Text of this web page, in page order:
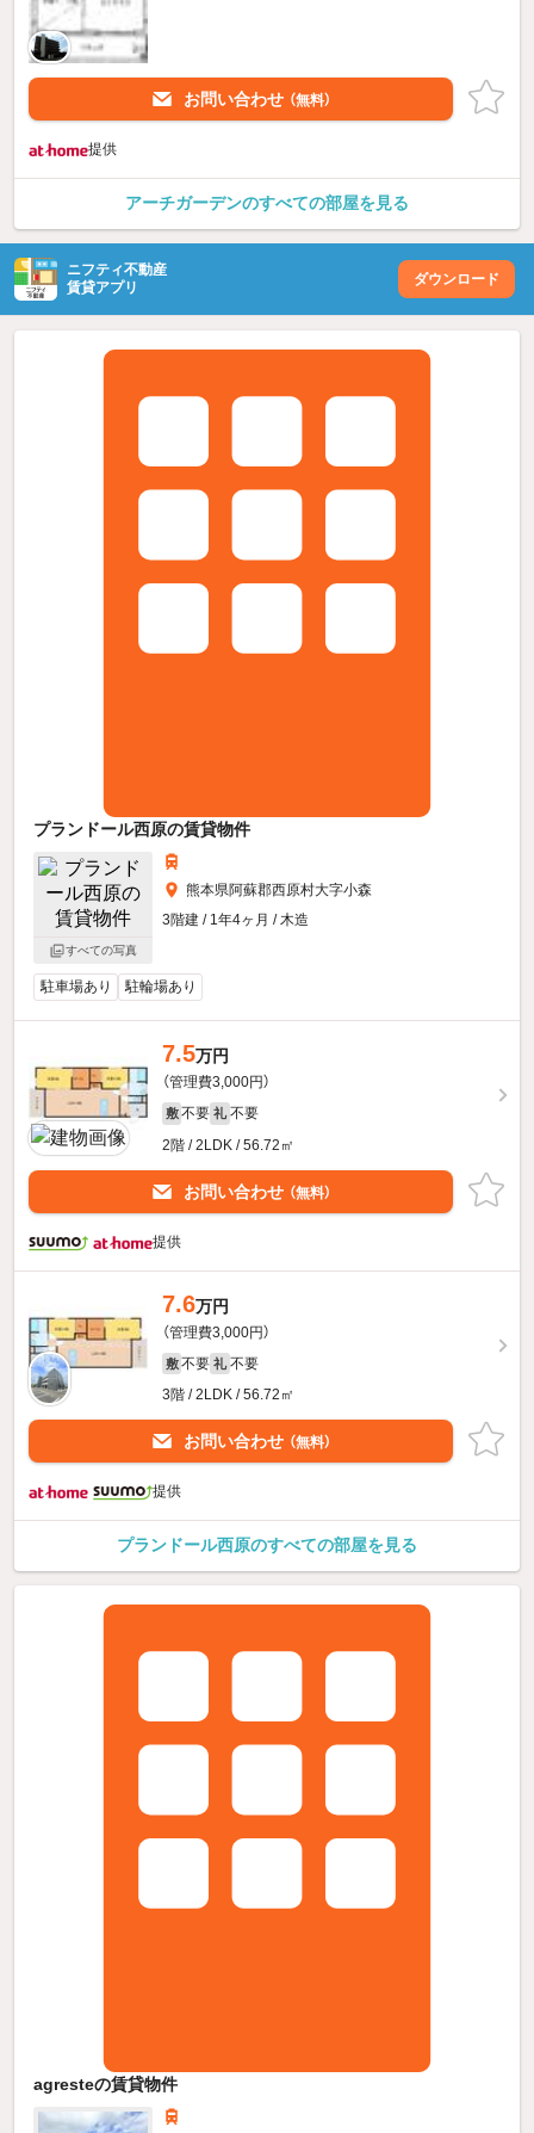
お問い合わせ （無料）
提供
アーチガーデンのすべての部屋を見る
ニフティ不動産
賃貸アプリ
ダウンロード
プランドール西原の賃貸物件
すべての写真
熊本県阿蘇郡西原村大字小森
3階建 / 1年4ヶ月 / 木造
駐車場あり 駐輪場あり
7.5万円
（管理費3,000円）
敷 不要 礼 不要
2階 / 2LDK / 56.72㎡
お問い合わせ （無料）
提供
7.6万円
（管理費3,000円）
敷 不要 礼 不要
3階 / 2LDK / 56.72㎡
お問い合わせ （無料）
提供
プランドール西原のすべての部屋を見る
agresteの賃貸物件